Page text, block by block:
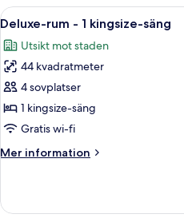
queensize-
Öppna
alla
foton
för
Deluxe-
rum
-
kingsize-
8
Deluxe-rum - 1 kingsize-säng
Utsikt mot staden
44 kvadratmeter
4 sovplatser
1 kingsize-säng
Gratis wi-fi
Mer information
Mer
rum